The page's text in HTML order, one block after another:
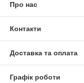
Про нас
Контакти
Доставка та оплата
Графік роботи